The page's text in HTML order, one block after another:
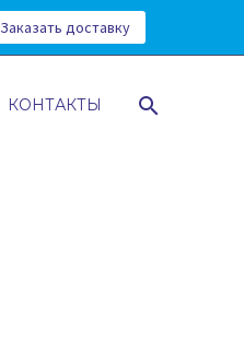
Заказать доставку
КОНТАКТЫ